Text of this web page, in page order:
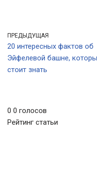
ПРЕДЫДУЩАЯ
20 интересных фактов об
Эйфелевой башне,
стоит знать
0 0 голосов
Рейтинг статьи